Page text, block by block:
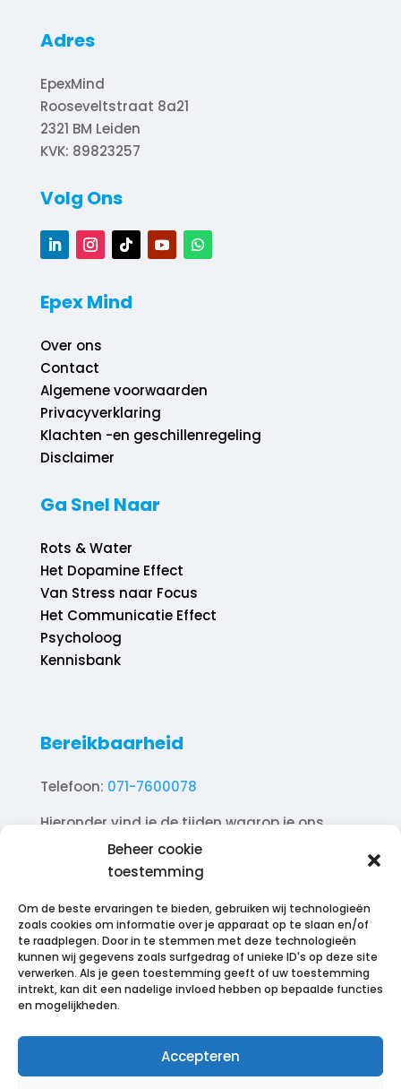
Beheer cookie
toestemming
Om de beste ervaringen te bieden, gebruiken wij technologieën
zoals cookies om informatie over je apparaat op te slaan en/of
te raadplegen. Door in te stemmen met deze technologieën
kunnen wij gegevens zoals surfgedrag of unieke ID's op deze site
verwerken. Als je geen toestemming geeft of uw toestemming
intrekt, kan dit een nadelige invloed hebben op bepaalde functies
en mogelijkheden.
Accepteren
Adres
EpexMind
Rooseveltstraat 8a21
2321 BM Leiden
KVK: 89823257
Volg Ons
Epex Mind
Over ons
Contact
Algemene voorwaarden
Privacyverklaring
Klachten -en geschillenregeling
Disclaimer
Ga Snel Naar
Rots & Water
Het Dopamine Effect
Van Stress naar Focus
Het Communicatie Effect
Psycholoog
Kennisbank
Bereikbaarheid
Telefoon: 071-7600078
Hieronder vind je de tijden waarop je ons
telefonisch kunt bereiken.
Ma. 10.00 – 18.00
Di. 10.00 – 18.00
Wo. 10.00 – 18.00
Do. 10.00 – 18.00
Vr. 10.00 – 18.00
Za. 12.00 – 17.00
Zo. Gesloten